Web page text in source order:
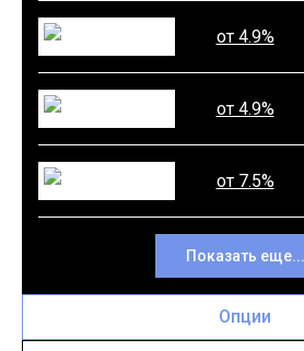
от 4.9%
от 4.9%
от 7.5%
Показать еще...
Опции